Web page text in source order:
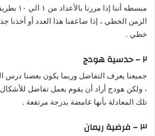
مبسطه أننا
الزمن الخطي ، إذا ضاعفنا هذا العدد أو أخذنا
خطي .
٢ – حدسية هودج
جميعنا يعرف التفاضل وربما يكون بعضنا درس
، ولكن هودج أراد أن يقوم بعمل تفاضل للأشكال
تلك المعادلة بأنها غامضة بدرجة مرتفعة .
٣ – فرضية ريمان